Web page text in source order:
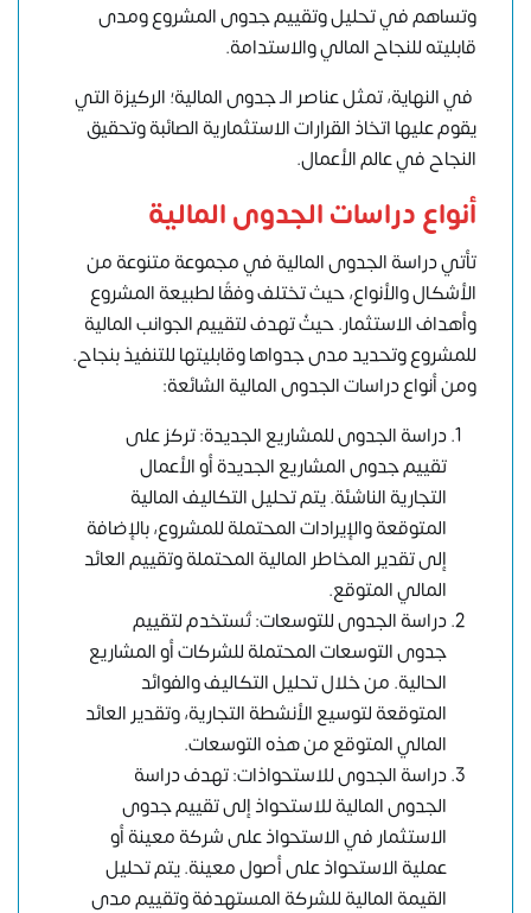
وتساهم في تحليل وتقييمجدوى المشروعومدى
قابليته للنجاح المالي والاستدامة.
في النهاية، تمثل عناصر الـ جدوى المالية؛ الركيزة التي
يقوم عليها اتخاذ القرارات الاستثمارية الصائبة وتحقيق
النجاح في عالم الأعمال.
أنواع دراسات الجدوى المالية
تأتي دراسة الجدوى المالية في مجموعة متنوعة من
الأشكال والأنواع، حيث تختلف وفقًا لطبيعة المشروع
وأهداف الاستثمار. حيثُ تهدف لتقييم الجوانب المالية
للمشروع وتحديد مدى جدواها وقابليتها للتنفيذ بنجاح.
ومن أنواع دراسات الجدوى المالية الشائعة:
دراسة الجدوى للمشاريع الجديدة: تركز على
تقييم جدوى المشاريع الجديدة أو الأعمال
التجارية الناشئة. يتم تحليل التكاليف المالية
المتوقعة والإيرادات المحتملة للمشروع، بالإضافة
إلى تقدير المخاطر المالية المحتملة وتقييم العائد
المالي المتوقع.
دراسة الجدوى للتوسعات: تُستخدم لتقييم
جدوى التوسعات المحتملة للشركات أو المشاريع
الحالية. من خلال تحليل التكاليف والفوائد
المتوقعة لتوسيع الأنشطة التجارية، وتقدير العائد
المالي المتوقع من هذه التوسعات.
دراسة الجدوى للاستحواذات: تهدف دراسة
الجدوى المالية للاستحواذ إلى تقييم جدوى
الاستثمار في الاستحواذ على شركة معينة أو
عملية الاستحواذ على أصول معينة. يتم تحليل
القيمة المالية للشركة المستهدفة وتقييم مدى